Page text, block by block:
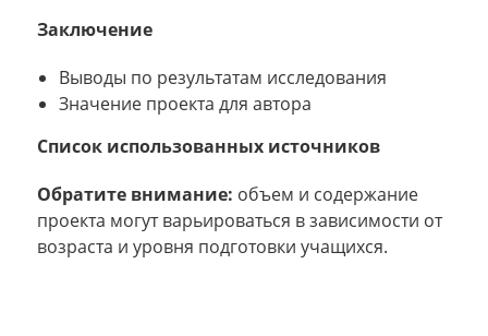
Заключение
Выводы по результатам исследования
Значение проекта для автора
Список использованных источников
Обратите внимание: объем и содержание
проекта могут варьироваться в зависимости от
возраста и уровня подготовки учащихся.